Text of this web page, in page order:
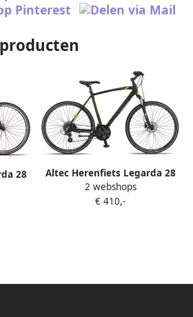
28
V-
Altec Herenfiets Legarda 28
Inch 56 cm Heren 24V
Hydraulische schijfrem Zwart
2 webshops
€ 410,-